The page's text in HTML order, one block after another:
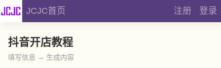
JCJC首页 注册 登录
抖音开店教程
填写信息 → 生成内容